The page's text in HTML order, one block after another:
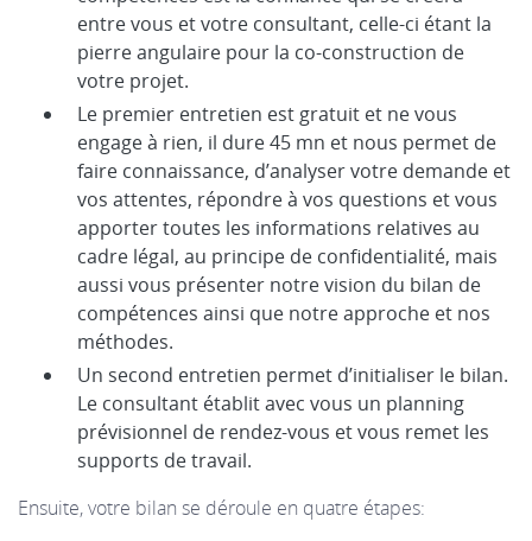
entre vous et votre consultant, celle-ci étant la
pierre angulaire pour la co-construction de
votre projet.
Le premier entretien est gratuit et ne vous
engage à rien, il dure 45 mn et nous permet de
faire connaissance, d’analyser votre demande et
vos attentes, répondre à vos questions et vous
apporter toutes les informations relatives au
cadre légal, au principe de confidentialité, mais
aussi vous présenter notre vision du bilan de
compétences ainsi que notre approche et nos
méthodes.
Un second entretien permet d’initialiser le bilan.
Le consultant établit avec vous un planning
prévisionnel de rendez-vous et vous remet les
supports de travail.
Ensuite, votre bilan se déroule en quatre étapes: